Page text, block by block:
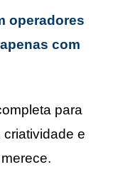
operadores
com
para
e